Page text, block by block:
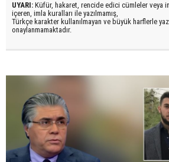
UYARI: Küfür, hakaret, rencide edici cümleler veya
içeren, imla kuralları ile yazılmamış,
Türkçe karakter kullanılmayan ve büyük harflerle
onaylanmamaktadır.